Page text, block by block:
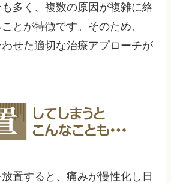
多く、複数の原因が複雑に絡
とが特徴です。そのため、
せた適切な治療アプローチが
置すると、痛みが慢性化し日